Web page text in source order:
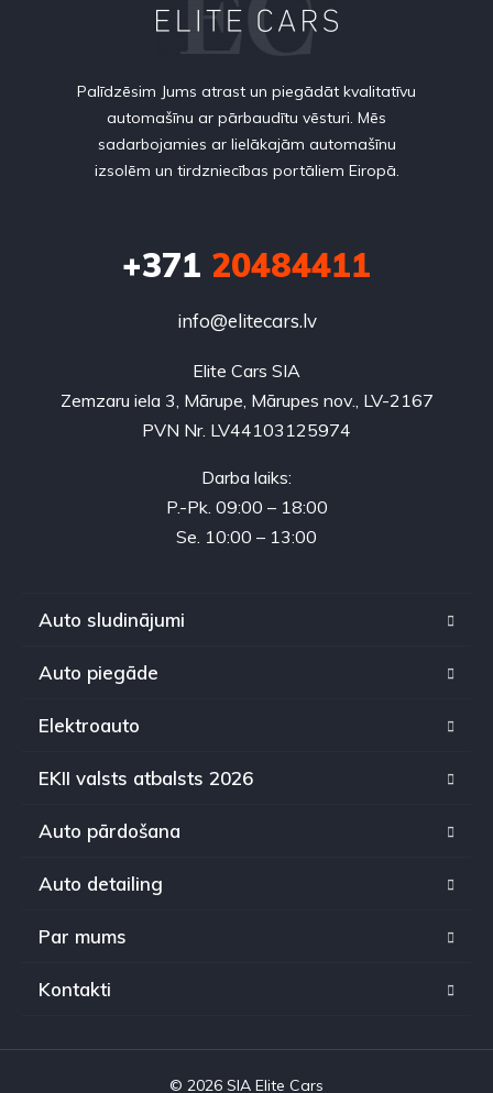
Palīdzēsim Jums atrast un piegādāt kvalitatīvu
automašīnu ar pārbaudītu vēsturi. Mēs
sadarbojamies ar lielākajām automašīnu
izsolēm un tirdzniecības portāliem Eiropā.
+371 20484411
info@elitecars.lv
Elite Cars SIA
Zemzaru iela 3, Mārupe, Mārupes nov., LV-2167
PVN Nr. LV44103125974
Darba laiks:
P.-Pk. 09:00 – 18:00
Se. 10:00 – 13:00
Auto sludinājumi
Auto piegāde
Elektroauto
EKII valsts atbalsts 2026
Auto pārdošana
Auto detailing
Par mums
Kontakti
© 2026 SIA Elite Cars